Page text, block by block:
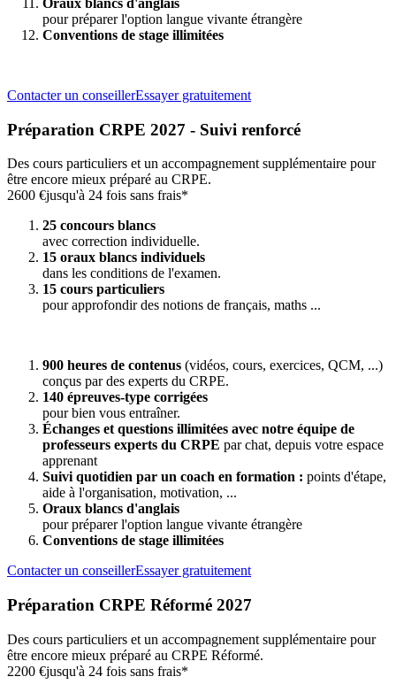
pour préparer l'option langue vivante étrangère
Conventions de stage illimitées
Contacter un conseillerEssayer gratuitement
Préparation CRPE 2027 - Suivi renforcé
Des cours particuliers et un accompagnement supplémentaire pour
être encore mieux préparé au CRPE.
2600 €jusqu'à 24 fois sans frais*
25 concours blancs
avec correction individuelle.
15 oraux blancs individuels
dans les conditions de l'examen.
15 cours particuliers
pour approfondir des notions de français, maths ...
900 heures de contenus (vidéos, cours, exercices, QCM, ...)
conçus par des experts du CRPE.
140 épreuves-type corrigées
pour bien vous entraîner.
Échanges et questions illimitées avec notre équipe de
professeurs experts du CRPE par chat, depuis votre espace
apprenant
Suivi quotidien par un coach en formation : points d'étape,
aide à l'organisation, motivation, ...
Oraux blancs d'anglais
pour préparer l'option langue vivante étrangère
Conventions de stage illimitées
Contacter un conseillerEssayer gratuitement
Préparation CRPE Réformé 2027
Des cours particuliers et un accompagnement supplémentaire pour
être encore mieux préparé au CRPE Réformé.
2200 €jusqu'à 24 fois sans frais*